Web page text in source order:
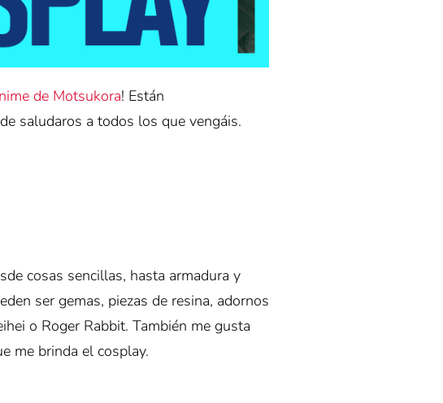
de Motsukora! Están
saludaros a todos los que vengáis.
cosas sencillas, hasta armadura y
ser gemas, piezas de resina, adornos
o Roger Rabbit. También me gusta
me brinda el cosplay.